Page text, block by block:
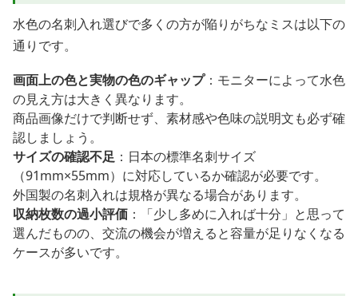
水色の名刺入れ選びで多くの方が陥りがちなミスは以下の
通りです。
画面上の色と実物の色のギャップ：モニターによって水色
の見え方は大きく異なります。
商品画像だけで判断せず、素材感や色味の説明文も必ず確
認しましょう。
サイズの確認不足 ：日本の標準名刺サイズ
（91mm×55mm）に対応しているか確認が必要です。
外国製の名刺入れは規格が異なる場合があります。
収納枚数の過小評価 ：「少し多めに入れば十分」と思って
選んだものの、交流の機会が増えると容量が足りなくなる
ケースが多いです。